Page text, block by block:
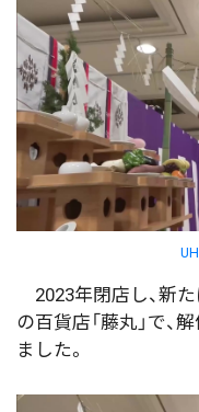
2023年閉店し、新
の百貨店「藤丸」で
ました。